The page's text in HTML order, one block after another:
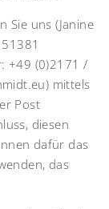
Sie uns (Janine
+49 (0)2171 /
mittels
Post
diesen
dafür das
das